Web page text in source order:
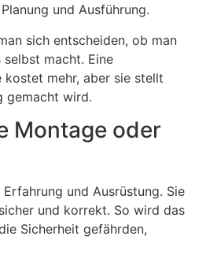
und Ausführung.
sich entscheiden, ob man
macht. Eine
mehr, aber sie stellt
gemacht wird.
Montage oder
und Ausrüstung. Sie
und korrekt. So wird das
Sicherheit gefährden,